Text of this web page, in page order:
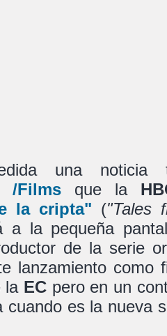
una noticia
/Filmsque la
la cripta" ("Tales
a la pequeña
de la serie
lanzamiento como
la EC pero en un
cuando es la nueva